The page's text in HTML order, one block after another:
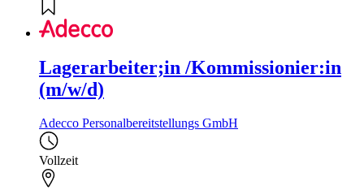
Lagerarbeiter;in /Kommissionier:in
(m/w/d)
Adecco Personalbereitstellungs GmbH
Vollzeit